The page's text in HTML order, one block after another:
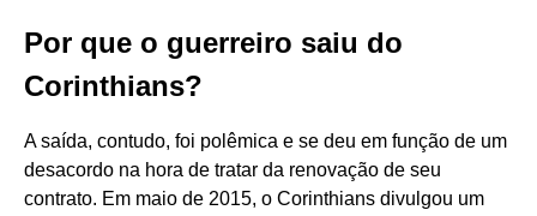
Por que o guerreiro saiu do
Corinthians?
A saída, contudo, foi polêmica e se deu em função de um
desacordo na hora de tratar da renovação de seu
contrato. Em maio de 2015, o Corinthians divulgou um